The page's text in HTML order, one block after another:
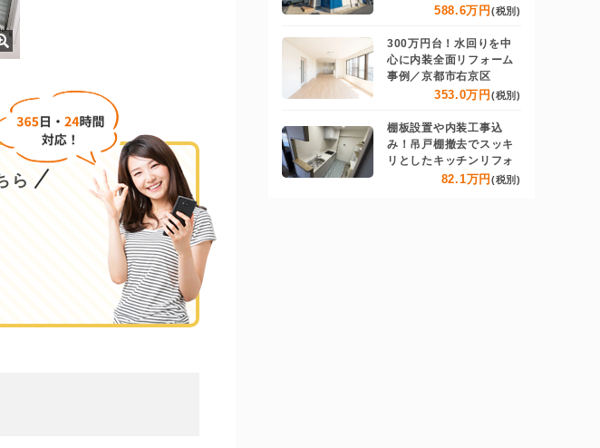
ら
588.6万円 (税別)
300万円台！水回りを中
心に内装全面リフォーム
事例／京都市右京区
353.0万円 (税別)
棚板設置や内装工事込
み！吊戸棚撤去でスッキ
リとしたキッチンリフォ
82.1万円 (税別)